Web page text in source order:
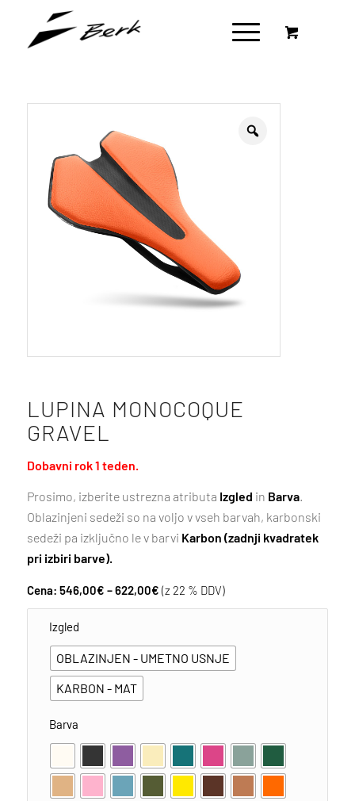
LUPINA MONOCOQUE
GRAVEL
Dobavni rok 1 teden.
Prosimo, izberite ustrezna atributa Izgled in Barva.
Oblazinjeni sedeži so na voljo v vseh barvah, karbonski
sedeži pa izključno le v barvi Karbon (zadnji kvadratek
pri izbiri barve).
Cena: 546,00€ –622,00€Cenovni
razpon:
546,00€
do
(z 22 % DDV)
Izgled
OBLAZINJEN - UMETNO USNJE
KARBON - MAT
Barva